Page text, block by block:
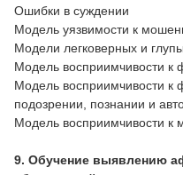
Ошибки в суждении
Модель уязвимости к
Модели легковерных и
Модель восприимчивости к
Модель восприимчивости к
подозрении, познании и
Модель восприимчивости к
9. Обучение выявлению